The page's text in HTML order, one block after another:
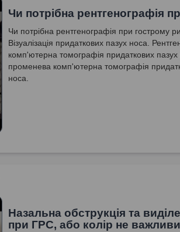
Чи потрібна рентгенографія
Чи потрібна рентгенографія при гострому
Візуалізація придаткових пазух носа.
комп'ютерна томографія придаткових
променева комп'ютерна томографія
носа.
Назальна обструкція та
при ГРС, або колір не